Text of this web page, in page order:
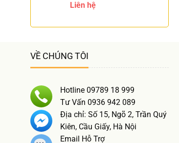
Liên hệ
VỀ CHÚNG TÔI
Hotline 09789 18 999
Tư Vấn 0936 942 089
Địa chỉ: Số 15, Ngõ 2, Trần Quý
Kiên, Cầu Giấy, Hà Nội
Email Hỗ Trợ